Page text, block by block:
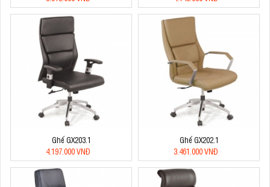
Ghế GX203.1
4.197.000 VNĐ
Ghế GX202.1
3.461.000 VNĐ